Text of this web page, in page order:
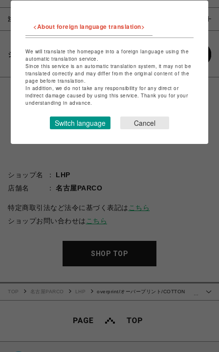
注意事項
シェアする
ショップ名
LHP
店舗名
名古屋PARCO
特定商取引法など法令に基づく表記は こちら
ショップお問い合わせは こちら
SHOP TOP
…
TOP 名古屋PARCO LHP
overprint/オーバープリント/COTTON
<About foreign language translation>
We will translate the homepage into a foreign language using the
automatic translation service.
Since this service is an automatic translation system, it may not be
translated correctly and may differ from the original content of the
page before translation.
In addition, we do not take any responsibility for any direct or
indirect damage caused by using this service. Thank you for your
understanding in advance.
Switch language Cancel